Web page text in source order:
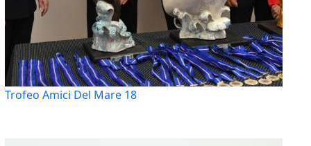
Trofeo Amici Del Mare 18